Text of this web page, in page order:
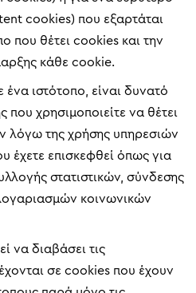
cookies) που εξαρτάται
που θέτει cookies και την
κάθε cookie.
ιστότοπο, είναι δυνατό
χρησιμοποιείτε να θέτει
λόγω της χρήσης υπηρεσιών
έχετε επισκεφθεί όπως για
στατιστικών, σύνδεσης
κοινωνικών
να διαβάσει τις
σε cookies που έχουν